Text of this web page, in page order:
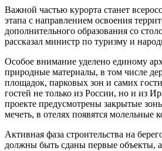
Важной частью курорта станет
этапа с направлением освоения
дополнительного образования со
рассказал министр по туризму и
Особое внимание уделено единому
природные материалы, в том числе
площадок, парковых зон и самих
гостей не только из России, но и из
проекте предусмотрены закрытые
мечеть, в отелях появятся
Активная фаза строительства на
должны быть сданы первые объекты,